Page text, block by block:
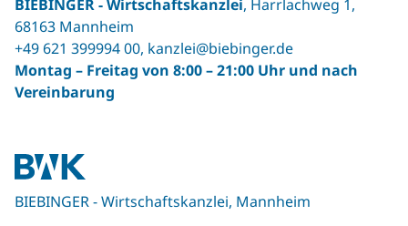
BIEBINGER ‐ Wirtschaftskanzlei, Harrlachweg 1,
68163 Mannheim
+49 621 399994 00, kanzlei@biebinger.de
Montag – Freitag von 8:00 – 21:00 Uhr und nach
Vereinbarung
BIEBINGER - Wirtschaftskanzlei, Mannheim